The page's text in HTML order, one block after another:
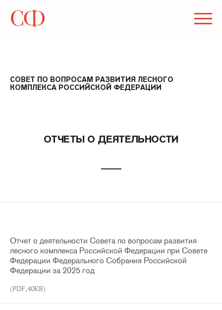
СОВЕТ ПО ВОПРОСАМ РАЗВИТИЯ ЛЕСНОГО
КОМПЛЕКСА РОССИЙСКОЙ ФЕДЕРАЦИИ
ОТЧЕТЫ О ДЕЯТЕЛЬНОСТИ
Отчет о деятельности Совета по вопросам развития
лесного комплекса Российской Федерации при Совете
Федерации Федерального Собрания Российской
Федерации за 2025 год
(PDF,40KB)